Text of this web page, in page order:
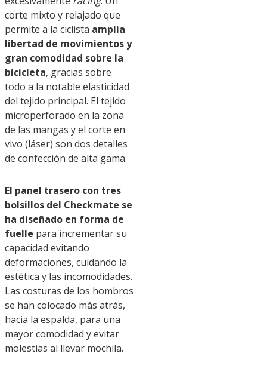
corte mixto y relajado que
permite a la ciclista amplia
libertad de movimientos y
gran comodidad sobre la
bicicleta, gracias sobre
todo a la notable elasticidad
del tejido principal. El tejido
microperforado en la zona
de las mangas y el corte en
vivo (láser) son dos detalles
de confección de alta gama.
El panel trasero con tres
bolsillos del Checkmate se
ha diseñado en forma de
fuelle para incrementar su
capacidad evitando
deformaciones, cuidando la
estética y las incomodidades.
Las costuras de los hombros
se han colocado más atrás,
hacia la espalda, para una
mayor comodidad y evitar
molestias al llevar mochila.